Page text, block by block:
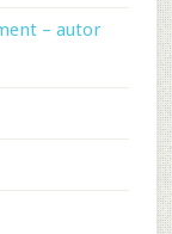
– autor